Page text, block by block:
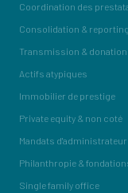
Coordination des
Consolidation & reporting
Transmission & donation
Actifs atypiques
Immobilier de prestige
Private equity & non coté
Mandats d'administrateur
Philanthropie &
Single family office